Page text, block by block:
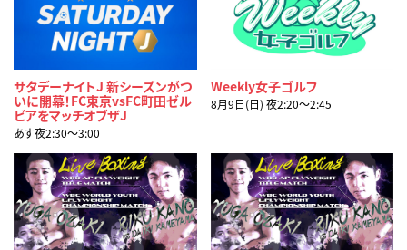
サタデーナイトJ 新シーズンがつ
いに開幕！FC東京vsFC町田ゼル
ビアをマッチオブザJ
あす夜2:30〜3:00
Weekly女子ゴルフ
8月9日(日) 夜2:20〜2:45